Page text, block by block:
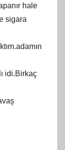
hale
sigara
idi.Birkaç